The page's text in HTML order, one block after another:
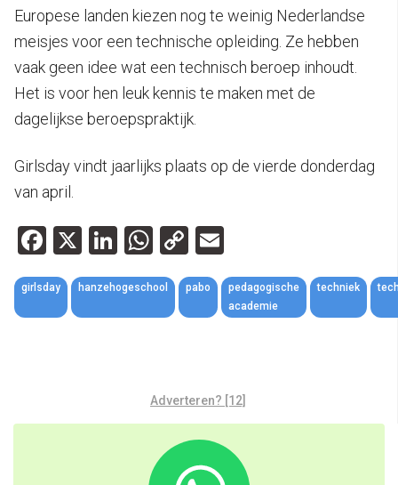
Europese landen kiezen nog te weinig Nederlandse
meisjes voor een technische opleiding. Ze hebben
vaak geen idee wat een technisch beroep inhoudt.
Het is voor hen leuk kennis te maken met de
dagelijkse beroepspraktijk.
Girlsday vindt jaarlijks plaats op de vierde donderdag
van april.
Facebook
X LinkedIn
WhatsApp
Copy
Link
girlsday hanzehogeschool pabo
pedagogische
academie
techniek
Adverteren? [12]